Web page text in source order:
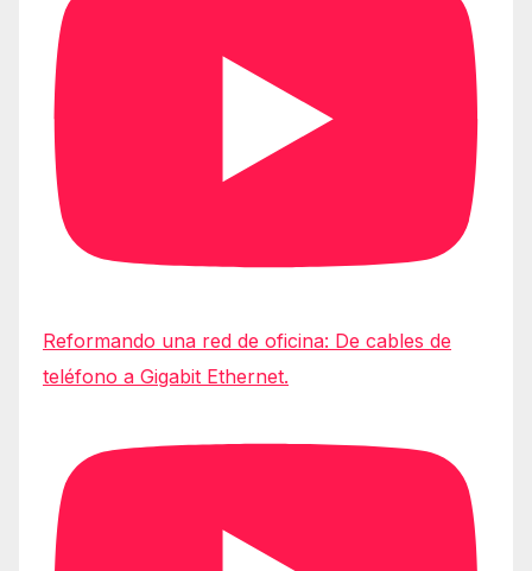
Reformando una red de oficina: De cables de
teléfono a Gigabit Ethernet.